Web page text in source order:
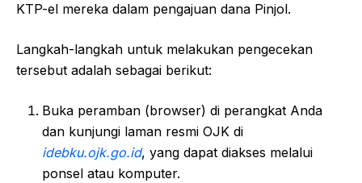
KTP-el mereka dalam pengajuan dana Pinjol.
Langkah-langkah untuk melakukan pengecekan
tersebut adalah sebagai berikut:
Buka peramban (browser) di perangkat Anda
dan kunjungi laman resmi OJK di
idebku.ojk.go.id, yang dapat diakses melalui
ponsel atau komputer.